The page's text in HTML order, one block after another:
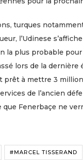
turques
l’Udinese
la plus probable pour
lors de la dernière
prêt à mettre 3
de l’ancien
que Fenerbaçe ne
#MARCEL TISSERAND